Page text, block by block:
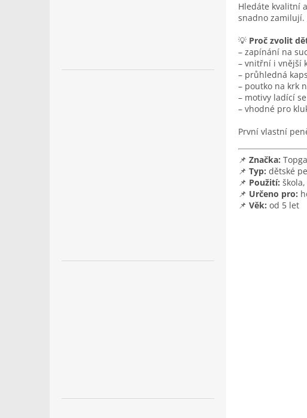
Hledáte kvalitní
snadno zamilují.
💡 Proč zvolit
– zapínání na
– vnitřní i vnější
– průhledná
– poutko na krk
– motivy ladící
– vhodné pro
První vlastní
📌 Značka:
📌 Typ: dětské
📌 Použití:
📌 Určeno pro:
📌 Věk: od 5 let